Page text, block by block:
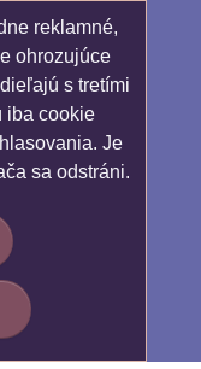
reklamné,
ohrozujúce
s tretími
iba cookie
Je
sa odstráni.